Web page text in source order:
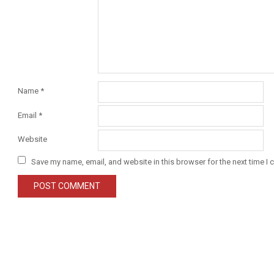
Name *
Email *
Website
Save my name, email, and website in this browser for the next time I